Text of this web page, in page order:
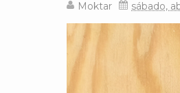
Moktar sábado,